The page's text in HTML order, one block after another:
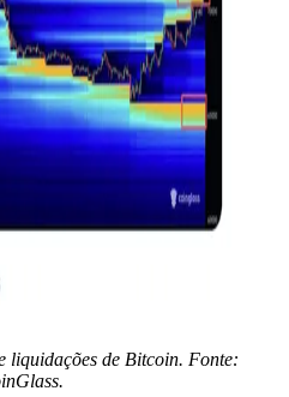
liquidações de Bitcoin. Fonte: